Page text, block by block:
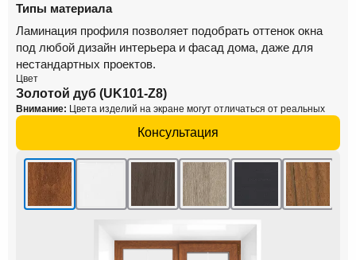
Типы материала
Ламинация профиля позволяет подобрать оттенок окна
под любой дизайн интерьера и фасад дома, даже для
нестандартных проектов.
Цвет
Золотой дуб (UK101-Z8)
Внимание: Цвета изделий на экране могут отличаться от реальных
Консультация